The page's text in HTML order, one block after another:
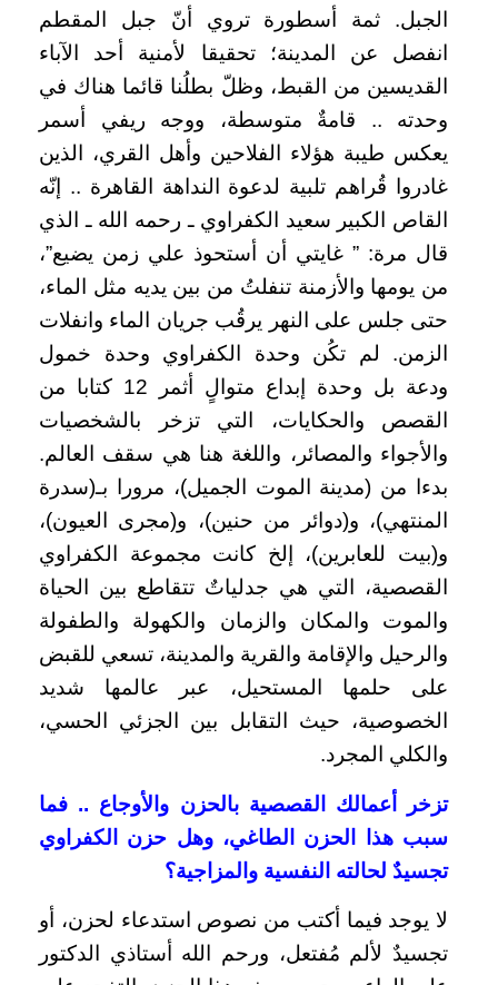
الجبل. ثمة أسطورة تروي أنّ جبل المقطم
انفصل عن المدينة؛ تحقيقا لأمنية أحد الآباء
القديسين من القبط، وظلّ بطلُنا قائما هناك في
وحدته .. قامةٌ متوسطة، ووجه ريفي أسمر
يعكس طيبة هؤلاء الفلاحين وأهل القري، الذين
غادروا قُراهم تلبية لدعوة النداهة القاهرة .. إنّه
القاص الكبير سعيد الكفراوي ـ رحمه الله ـ الذي
قال مرة: ” غايتي أن أستحوذ علي زمن يضيع”،
من يومها والأزمنة تنفلتُ من بين يديه مثل الماء،
حتى جلس على النهر يرقُب جريان الماء وانفلات
الزمن. لم تكُن وحدة الكفراوي وحدة خمول
ودعة بل وحدة إبداع متوالٍ أثمر 12 كتابا من
القصص والحكايات، التي تزخر بالشخصيات
والأجواء والمصائر، واللغة هنا هي سقف العالم.
بدءا من (مدينة الموت الجميل)، مرورا بـ(سدرة
المنتهي)، و(دوائر من حنين)، و(مجرى العيون)،
و(بيت للعابرين)، إلخ كانت مجموعة الكفراوي
القصصية، التي هي جدلياتٌ تتقاطع بين الحياة
والموت والمكان والزمان والكهولة والطفولة
والرحيل والإقامة والقرية والمدينة، تسعي للقبض
على حلمها المستحيل، عبر عالمها شديد
الخصوصية، حيث التقابل بين الجزئي الحسي،
والكلي المجرد.
تزخر أعمالك القصصية بالحزن والأوجاع .. فما
سبب هذا الحزن الطاغي، وهل حزن الكفراوي
تجسيدٌ لحالته النفسية والمزاجية؟
لا يوجد فيما أكتب من نصوص استدعاء لحزن، أو
تجسيدٌ لألم مُفتعل، ورحم الله أستاذي الدكتور